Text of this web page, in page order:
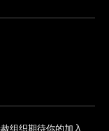
组织期待你的加入